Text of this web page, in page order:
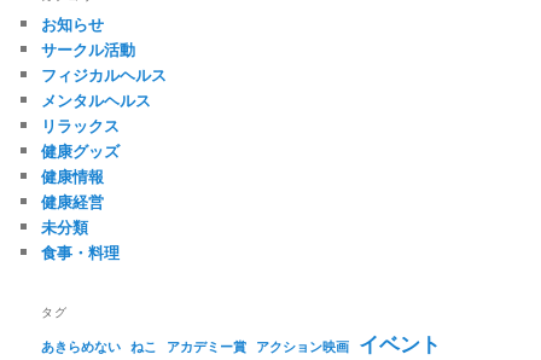
お知らせ
サークル活動
フィジカルヘルス
メンタルヘルス
リラックス
健康グッズ
健康情報
健康経営
未分類
食事・料理
タグ
あきらめない ねこ アカデミー賞 アクション映画 イベント